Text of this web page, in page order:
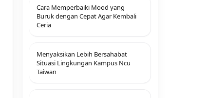
Cara Memperbaiki Mood yang
Buruk dengan Cepat Agar Kembali
Ceria
Menyaksikan Lebih Bersahabat
Situasi Lingkungan Kampus Ncu
Taiwan